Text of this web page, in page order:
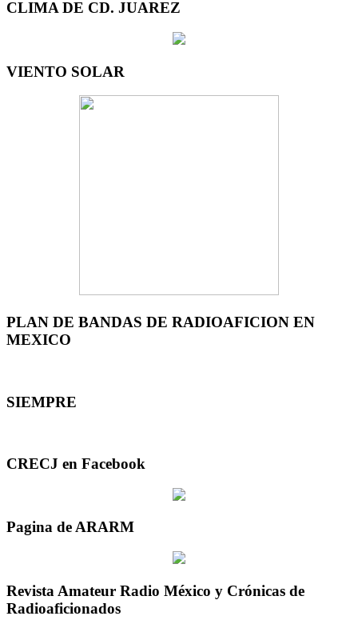
CLIMA DE CD. JUAREZ
VIENTO SOLAR
PLAN DE BANDAS DE RADIOAFICION EN
MEXICO
SIEMPRE
CRECJ en Facebook
Pagina de ARARM
Revista Amateur Radio México y Crónicas de
Radioaficionados